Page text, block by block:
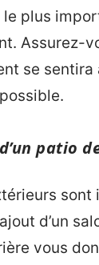
plus
Assurez-
se
patio
d’un
vous